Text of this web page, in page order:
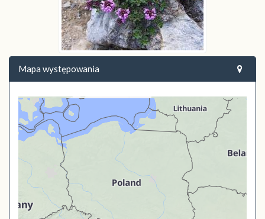
Mapa występowania